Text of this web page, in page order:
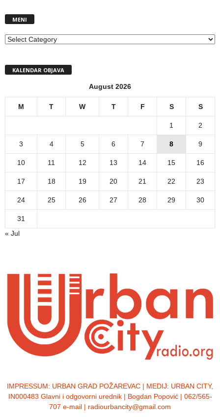
MENI
MENI
KALENDAR OBJAVA
August 2026
M T W T F S S
1 2
3 4 5 6 7 8 9
10 11 12 13 14 15 16
17 18 19 20 21 22 23
24 25 26 27 28 29 30
31
« Jul
IMPRESSUM: URBAN GRAD POŽAREVAC | MEDIJ: URBAN CITY,
IN000483 Glavni i odgovorni urednik | Bogdan Popović | 062/565-
707 e-mail | radiourbancity@gmail.com